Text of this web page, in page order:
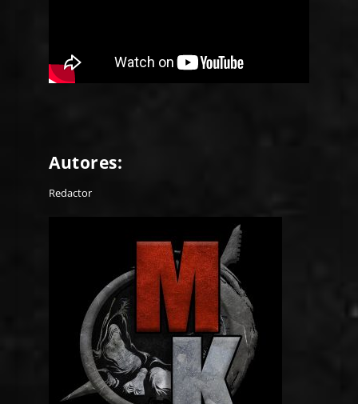
Autores:
Redactor